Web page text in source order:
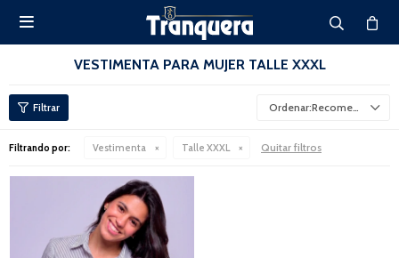

VESTIMENTA PARA MUJER TALLE XXXL
Recomendados
Filtrando por: Vestimenta Talle XXXL Quitar filtros